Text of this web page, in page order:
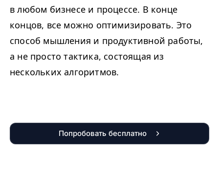
в любом бизнесе и процессе. В конце
концов, все можно оптимизировать. Это
способ мышления и продуктивной работы,
а не просто тактика, состоящая из
нескольких алгоритмов.
Попробовать бесплатно